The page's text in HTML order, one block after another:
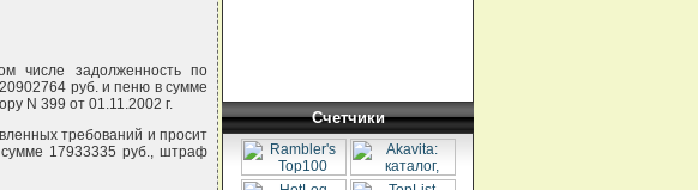
числе задолженность по
руб. и пеню в сумме
N 399 от 01.11.2002 г.
требований и просит
сумме 17933335 руб., штраф
Счетчики